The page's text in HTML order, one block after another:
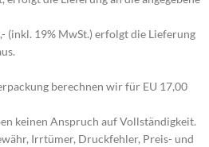
(inkl. 19% MwSt.) erfolgt die Lieferung
berechnen wir für EU 17,00
keinen Anspruch auf Vollständigkeit.
Irrtümer, Druckfehler, Preis- und